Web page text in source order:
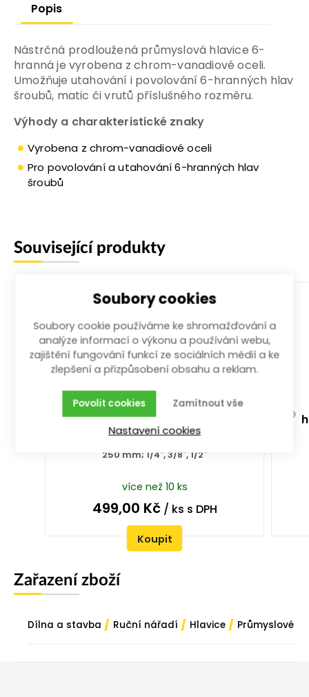
Popis
Nástrčná prodloužená průmyslová hlavice 6-
hranná je vyrobena z chrom-vanadiové oceli.
Umožňuje utahování i povolování 6-hranných hlav
šroubů, matic či vrutů příslušného rozměru.
Výhody a charakteristické znaky
Vyrobena z chrom-vanadiové oceli
Pro povolování a utahování 6-hranných hlav
šroubů
Související produkty
ráčna trojitá 1/4", 3/8", 1/2" 72z
celokovová 250 mm
250 mm; 1/4", 3/8", 1/2"
více než 10 ks
499,00 Kč/ ks s DPH
Koupit
Zařazení zboží
Dílna a stavba / Ruční nářadí / Hlavice / Průmyslové
Soubory cookies
Soubory cookie používáme ke shromažďování a
analýze informací o výkonu a používání webu,
zajištění fungování funkcí ze sociálních médií a ke
zlepšení a přizpůsobení obsahu a reklam.
Zamítnout vše
Povolit cookies
Nastavení cookies